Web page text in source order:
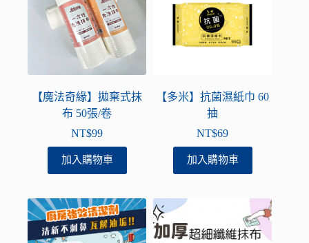
【魔法奇緣】拋棄式抹
布 50張/卷
NT$99
加入購物車
【多米】抗菌濕紙巾 60
抽
NT$69
加入購物車